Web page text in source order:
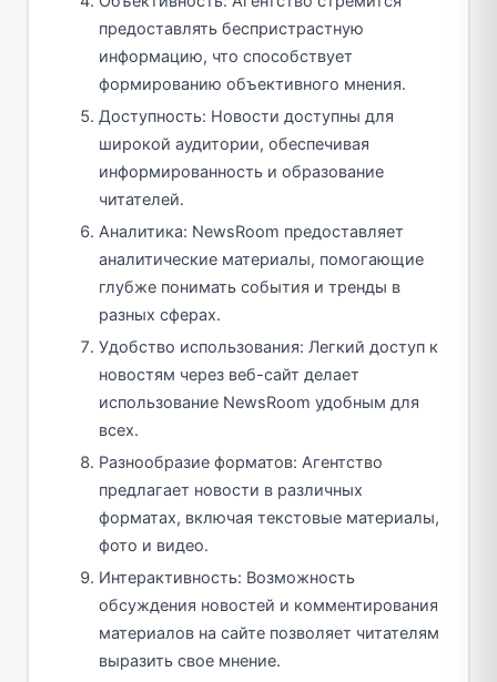
предоставлять беспристрастную
информацию, что способствует
формированию объективного мнения.
Доступность: Новости доступны для
широкой аудитории, обеспечивая
информированность и образование
читателей.
Аналитика: NewsRoom предоставляет
аналитические материалы, помогающие
глубже понимать события и тренды в
разных сферах.
Удобство использования: Легкий доступ к
новостям через веб-сайт делает
использование NewsRoom удобным для
всех.
Разнообразие форматов: Агентство
предлагает новости в различных
форматах, включая текстовые материалы,
фото и видео.
Интерактивность: Возможность
обсуждения новостей и комментирования
материалов на сайте позволяет читателям
выразить свое мнение.